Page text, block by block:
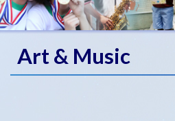
Art & Music